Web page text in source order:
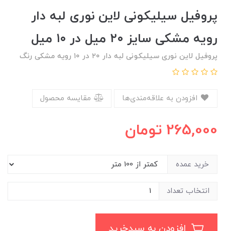
پروفیل سیلیکونی لاین نوری لبه دار
رویه مشکی سایز ۲۰ میل در ۱۰ میل
پروفیل لاین نوری سیلیکونی لبه دار ۲۰ در ۱۰ رویه مشکی رنگ
مقایسه محصول
265,000 تومان
خرید عمده
انتخاب تعداد